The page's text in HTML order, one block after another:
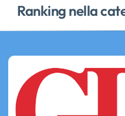
Ranking nella